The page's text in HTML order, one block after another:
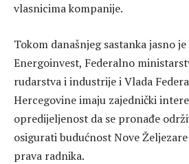
vlasnicima kompanije.
Tokom današnjeg sastanka jasno
Energoinvest, Federalno
rudarstva i industrije i Vlada
Hercegovine imaju zajednički
opredijeljenost da se pronađe
osigurati budućnost Nove
prava radnika.